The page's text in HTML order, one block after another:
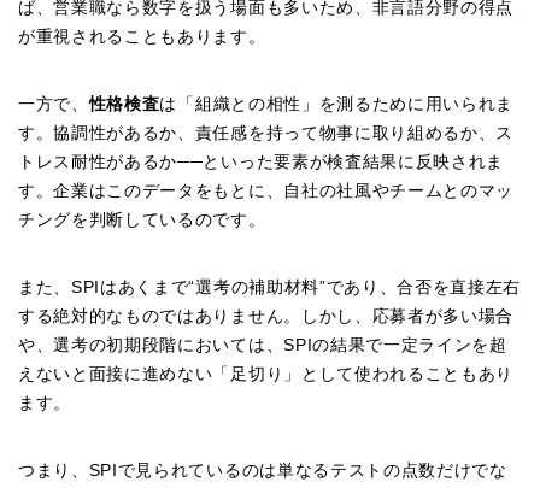
ば、営業職なら数字を扱う場面も多いため、非言語分野の得点
が重視されることもあります。
一方で、性格検査は「組織との相性」を測るために用いられま
す。協調性があるか、責任感を持って物事に取り組めるか、ス
トレス耐性があるか──といった要素が検査結果に反映されま
す。企業はこのデータをもとに、自社の社風やチームとのマッ
チングを判断しているのです。
また、SPIはあくまで“選考の補助材料”であり、合否を直接左右
する絶対的なものではありません。しかし、応募者が多い場合
や、選考の初期段階においては、SPIの結果で一定ラインを超
えないと面接に進めない「足切り」として使われることもあり
ます。
つまり、SPIで見られているのは単なるテストの点数だけでな